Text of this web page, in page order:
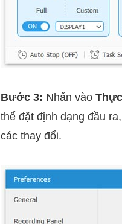
Bước 3: Nhấn vào
thể đặt định dạng đầu
các thay đổi.